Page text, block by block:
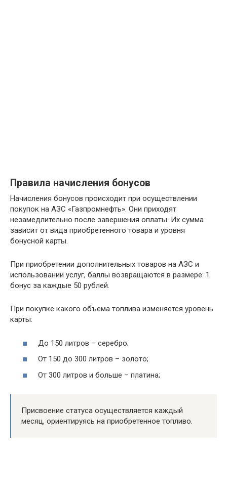
Правила начисления бонусов
Начисления бонусов происходит при осуществлении
покупок на АЗС «Газпромнефть». Они приходят
незамедлительно после завершения оплаты. Их сумма
зависит от вида приобретенного товара и уровня
бонусной карты.
При приобретении дополнительных товаров на АЗС и
использовании услуг, баллы возвращаются в размере: 1
бонус за каждые 50 рублей.
При покупке какого объема топлива изменяется уровень
карты:
До 150 литров – серебро;
От 150 до 300 литров – золото;
От 300 литров и больше – платина;
Присвоение статуса осуществляется каждый
месяц, ориентируясь на приобретенное топливо.